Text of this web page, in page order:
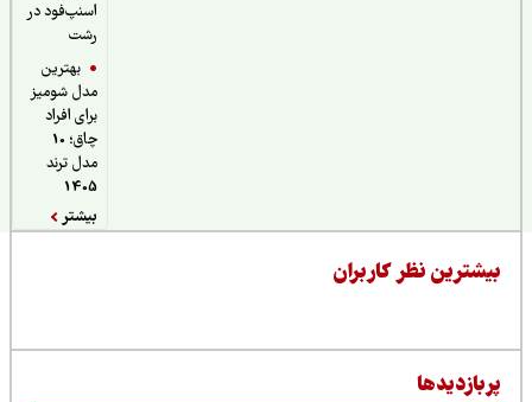
اسنپ‌فود در
بهترین
مدل شومیز
برای افراد
چاق؛ 10
مدل ترند
نظر کاربران